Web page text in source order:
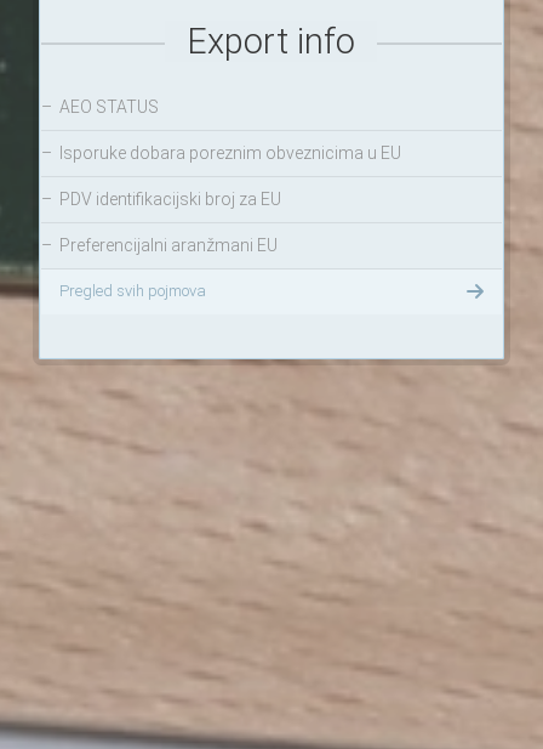
Export info
– AEO STATUS
– Isporuke dobara poreznim obveznicima u EU
– PDV identifikacijski broj za EU
– Preferencijalni aranžmani EU
Pregled svih pojmova